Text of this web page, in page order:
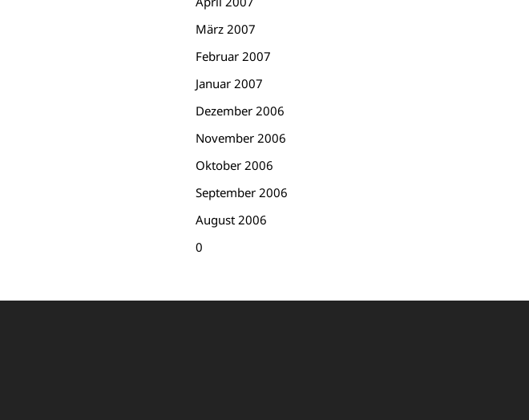
März 2007
Februar 2007
Januar 2007
Dezember 2006
November 2006
Oktober 2006
September 2006
August 2006
0